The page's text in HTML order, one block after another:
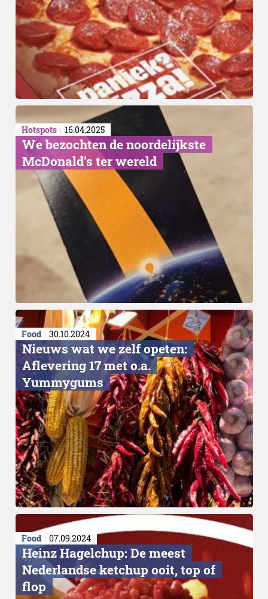
Grote plannen
Hotspots 16.04.2025
We bezochten de noordelijkste
McDonald’s ter wereld
Food 30.10.2024
Nieuws wat we zelf opeten:
Aflevering 17 met o.a.
Yummygums
Food 07.09.2024
Heinz Hagelchup: De meest
Nederlandse ketchup ooit, top of
flop